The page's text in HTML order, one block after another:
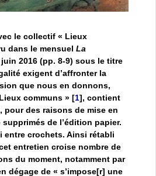
le collectif « Lieux
dans le mensuel La
2016 (pp. 8-9) sous le titre
exigent d’affronter la
que nous en donnons,
communs »[1], contient
pour des raisons de mise en
de l’édition papier.
entre crochets. Ainsi rétabli
entretien croise nombre de
du moment, notamment par
dégage de « s’impose[r] une